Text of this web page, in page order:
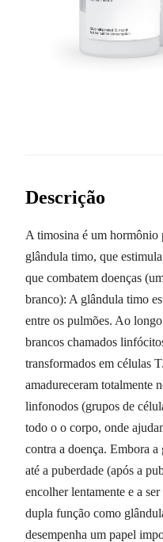
Descrição
A timosina é um hormônio
glândula timo, que
que combatem doenças
branco): A glândula timo
entre os pulmões. Ao
brancos chamados
transformados em células
amadureceram totalmente
linfonodos (grupos de
todo o o corpo, onde
contra a doença. Embora
até a puberdade (após a
encolher lentamente e a
dupla função como
desempenha um papel